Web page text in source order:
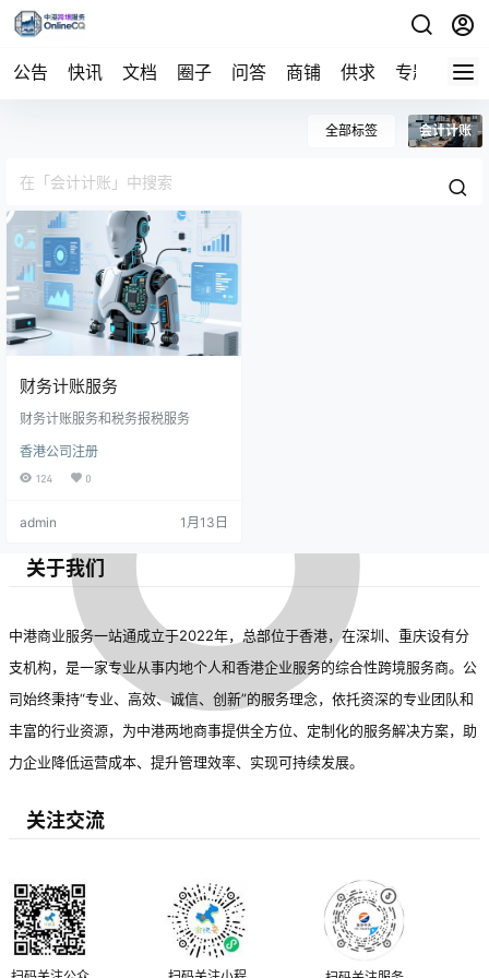
公告 快讯 文档 圈子 问答 商铺 供求 专题 导航
全部标签 会计计账
财务计账服务
财务计账服务和税务报税服务
香港公司注册
124 0
admin 1月13日
关于我们
中港商业服务一站通成立于2022年，总部位于香港，在深圳、重庆设有分
支机构，是一家专业从事内地个人和香港企业服务的综合性跨境服务商。公
司始终秉持“专业、高效、诚信、创新”的服务理念，依托资深的专业团队和
丰富的行业资源，为中港两地商事提供全方位、定制化的服务解决方案，助
力企业降低运营成本、提升管理效率、实现可持续发展。
关注交流